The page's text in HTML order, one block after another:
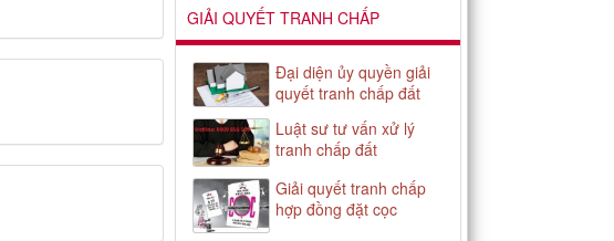
GIẢI QUYẾT TRANH CHẤP
Đại diện ủy quyền giải
quyết tranh chấp đất
Luật sư tư vấn xử lý
tranh chấp đất
Giải quyết tranh chấp
hợp đồng đặt cọc